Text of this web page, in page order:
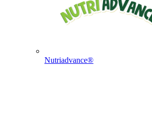
Nutriadvance®